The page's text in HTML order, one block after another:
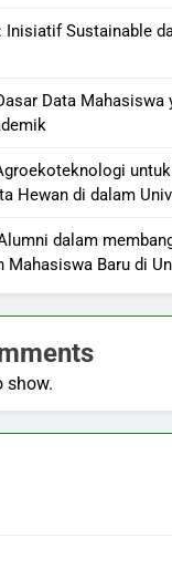
Inisiatif Sustainable
Data Mahasiswa
Hewan di dalam
dalam
Mahasiswa Baru di
show.